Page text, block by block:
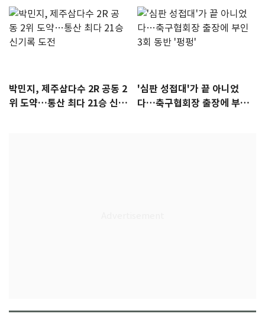
박민지, 제주삼다수 2R 공동 2
위 도약…통산 최다 21승 신기
'심판 성접대'가 끝 아니었
다…축구협회장 출장에 부인